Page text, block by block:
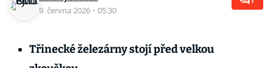
9. června 2026 · 05:30
Třinecké železárny stojí před velkou